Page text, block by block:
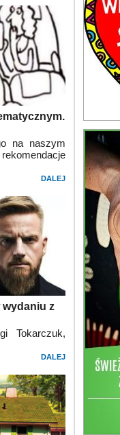
na naszym
DALEJ
wydaniu z
Tokarczuk,
DALEJ